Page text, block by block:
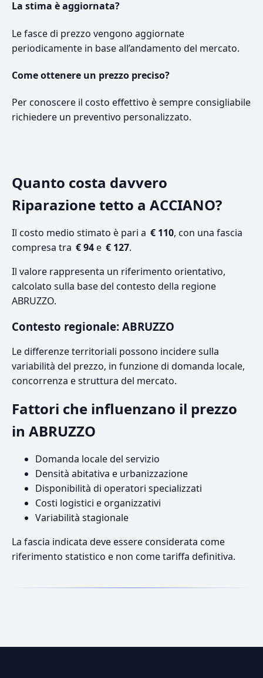
La stima è aggiornata?
Le fasce di prezzo vengono aggiornate
periodicamente in base all’andamento del mercato.
Come ottenere un prezzo preciso?
Per conoscere il costo effettivo è sempre consigliabile
richiedere un preventivo personalizzato.
Quanto costa davvero
Riparazione tetto a ACCIANO?
Il costo medio stimato è pari a € 110, con una fascia
compresa tra € 94e € 127.
Il valore rappresenta un riferimento orientativo,
calcolato sulla base del contesto della regione
ABRUZZO.
Contesto regionale: ABRUZZO
Le differenze territoriali possono incidere sulla
variabilità del prezzo, in funzione di domanda locale,
concorrenza e struttura del mercato.
Fattori che influenzano il prezzo
in ABRUZZO
Domanda locale del servizio
Densità abitativa e urbanizzazione
Disponibilità di operatori specializzati
Costi logistici e organizzativi
Variabilità stagionale
La fascia indicata deve essere considerata come
riferimento statistico e non come tariffa definitiva.